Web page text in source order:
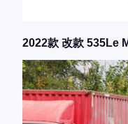
2022款 改款 535Le